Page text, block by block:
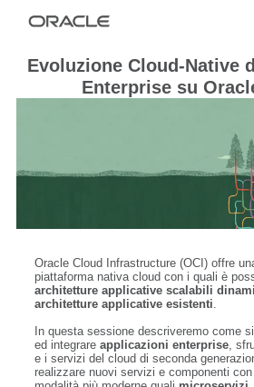
Evoluzione Cloud-Native
Enterprise su
Oracle Cloud Infrastructure (OCI) offre
piattaforma nativa cloud con i quali è
architetture applicative scalabili
architetture applicative esistenti.
In questa sessione descriveremo come
ed integrare applicazioni enterprise,
e i servizi del cloud di seconda
realizzare nuovi servizi e componenti